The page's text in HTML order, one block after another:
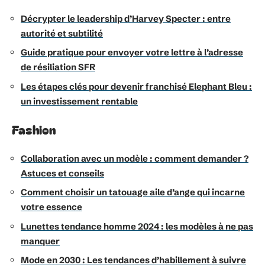
Décrypter le leadership d’Harvey Specter : entre
autorité et subtilité
Guide pratique pour envoyer votre lettre à l’adresse
de résiliation SFR
Les étapes clés pour devenir franchisé Elephant Bleu :
un investissement rentable
Fashion
Collaboration avec un modèle : comment demander ?
Astuces et conseils
Comment choisir un tatouage aile d’ange qui incarne
votre essence
Lunettes tendance homme 2024 : les modèles à ne pas
manquer
Mode en 2030 : Les tendances d’habillement à suivre